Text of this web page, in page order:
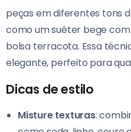
peças em diferentes tons
como um suéter bege
bolsa terracota. Essa
elegante, perfeito para
Dicas de estilo
Misture texturas: